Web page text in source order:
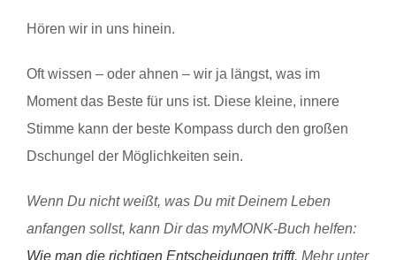
Hören wir in uns hinein.
Oft wissen – oder ahnen – wir ja längst, was im
Moment das Beste für uns ist. Diese kleine, innere
Stimme kann der beste Kompass durch den großen
Dschungel der Möglichkeiten sein.
Wenn Du nicht weißt, was Du mit Deinem Leben
anfangen sollst, kann Dir das myMONK-Buch helfen:
Wie man die richtigen Entscheidungen trifft. Mehr unter